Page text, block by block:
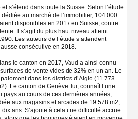
s’étend dans toute la Suisse. Selon l’étude
au marché de l’immobilier, 104 000
disponibles en 2017 en Suisse, contre
Il s’agit du plus haut niveau atteint
Les auteurs de l’étude s’attendent
consécutive en 2018.
le canton en 2017, Vaud a ainsi connu
de vente vides de 32% en un an. Le
dans les districts d’Aigle (11 773
Le canton de Genève, lui, connaît l’une
pays au cours de ces dernières années,
aux magasins et arcades de 19 578 m2,
dix ans. S’ajoute à cela une difficulté accrue